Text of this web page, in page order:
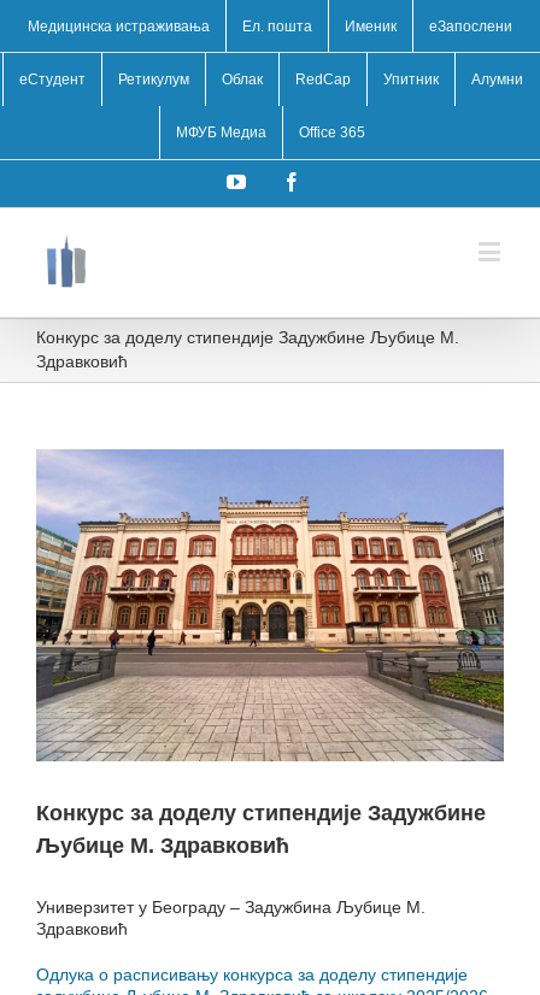
Медицинска истраживања Ел. пошта Именик eЗапослени
еСтудент Ретикулум Облак RedCap Упитник Алумни
МФУБ Медиа Office 365
YouTube
Конкурс за доделу стипендије Задужбине Љубице М.
Здравковић
View
Larger
Image
Конкурс за доделу стипендије Задужбине
Љубице М. Здравковић
Универзитет у Београду – Задужбина Љубице М.
Здравковић
Одлука о расписивању конкурса за доделу стипендије